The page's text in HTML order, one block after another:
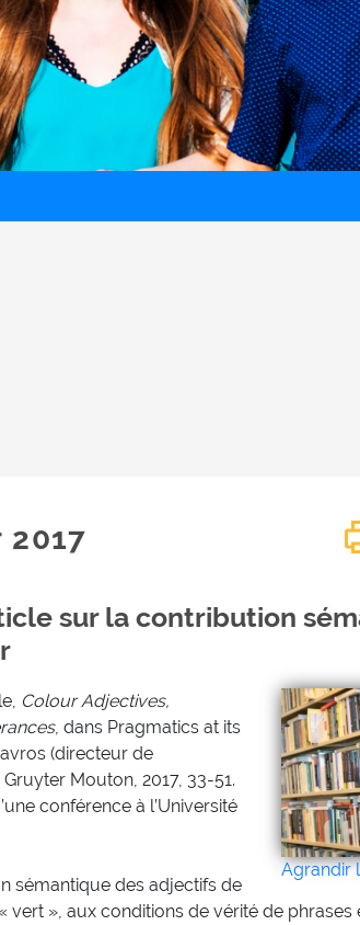
2017
sur la contribution
Agrandir
Colour Adjectives,
, dans Pragmatics at its
(directeur de
Mouton, 2017, 33-51.
conférence à l’Université
sémantique des adjectifs de
», aux conditions de vérité de phrases